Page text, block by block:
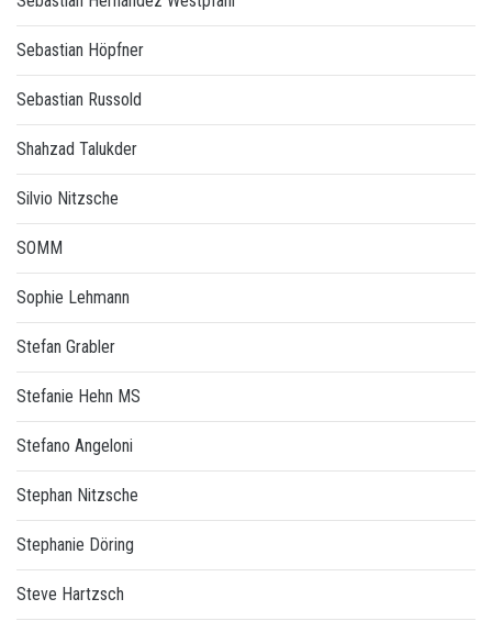
Sebastian Höpfner
Sebastian Russold
Shahzad Talukder
Silvio Nitzsche
SOMM
Sophie Lehmann
Stefan Grabler
Stefanie Hehn MS
Stefano Angeloni
Stephan Nitzsche
Stephanie Döring
Steve Hartzsch